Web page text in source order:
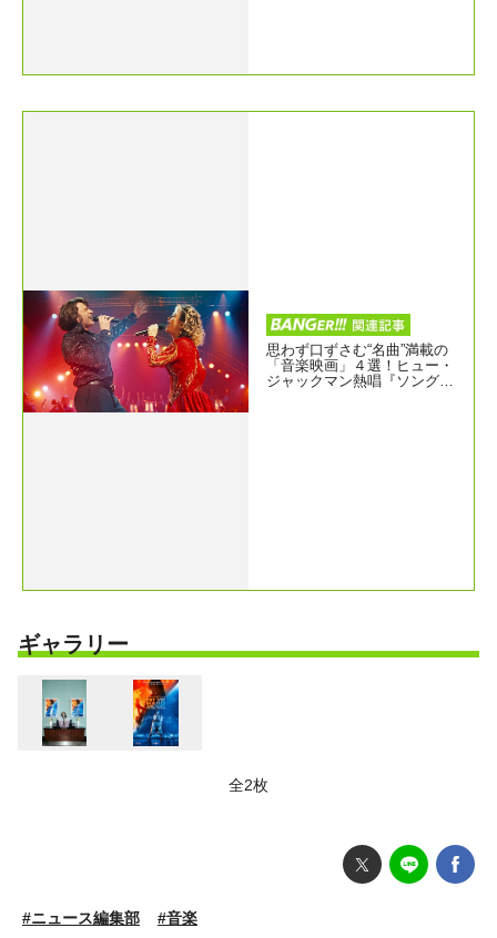
思わず口ずさむ“名曲”満載の
「音楽映画」４選！ヒュー・
ジャックマン熱唱『ソング・
ギャラリー
全2枚
#ニュース編集部 #音楽